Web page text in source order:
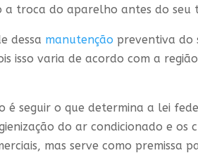
a troca do aparelho antes do seu
dessa manutenção preventiva do
isso varia de acordo com a
é seguir o que determina a lei
do ar condicionado e os
mas serve como premissa